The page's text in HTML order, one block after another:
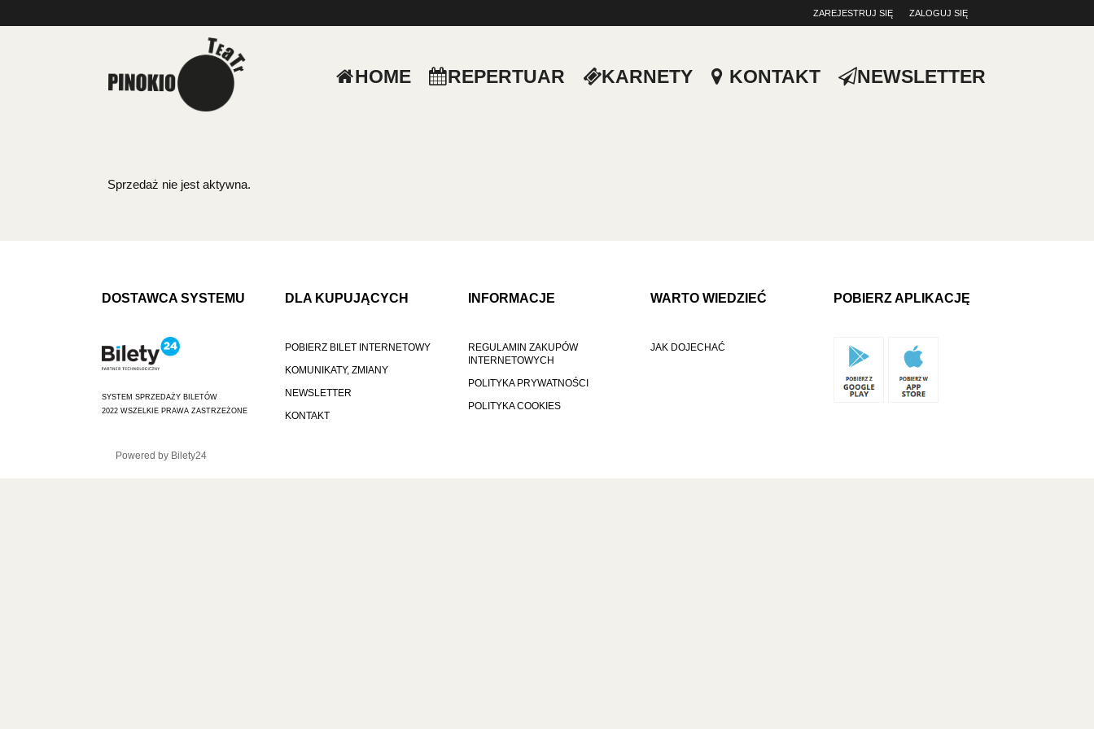
ZAREJESTRUJ SIĘ ZALOGUJ SIĘ
HOME REPERTUAR KARNETY KONTAKT NEWSLETTER
Sprzedaż nie jest aktywna.
DOSTAWCA SYSTEMU
SYSTEM SPRZEDAŻY BILETÓW
2022 WSZELKIE PRAWA ZASTRZEŻONE
DLA KUPUJĄCYCH
POBIERZ BILET INTERNETOWY
KOMUNIKATY, ZMIANY
NEWSLETTER
KONTAKT
INFORMACJE
REGULAMIN ZAKUPÓW
INTERNETOWYCH
POLITYKA PRYWATNOŚCI
POLITYKA COOKIES
WARTO WIEDZIEĆ
JAK DOJECHAĆ
POBIERZ APLIKACJĘ
Powered by Bilety24